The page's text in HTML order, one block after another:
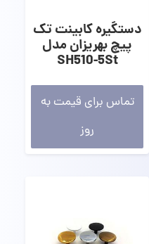
دستگیره کابینت تک
پیچ بهریزان مدل
SH510-5St
تماس برای قیمت به
روز